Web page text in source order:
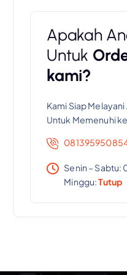
Apakah
Untuk
kami?
Kami Siap
Untuk Memenuhi
Senin – Sabtu:
Minggu:Tutup